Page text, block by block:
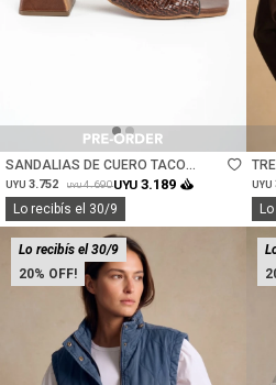
Talle
SANDALIAS DE CUERO TACO
CUADRADO - CHOCOLATE
UYU 3.752 UYU 4.690UYU 3.189
Lo recibís el 30/9
UYU
20
Lo recibís el 30/9